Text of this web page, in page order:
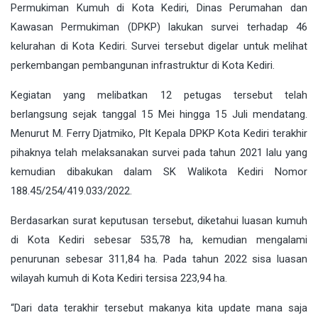
Permukiman Kumuh di Kota Kediri, Dinas Perumahan dan
Kawasan Permukiman (DPKP) lakukan survei terhadap 46
kelurahan di Kota Kediri. Survei tersebut digelar untuk melihat
perkembangan pembangunan infrastruktur di Kota Kediri.
Kegiatan yang melibatkan 12 petugas tersebut telah
berlangsung sejak tanggal 15 Mei hingga 15 Juli mendatang.
Menurut M. Ferry Djatmiko, Plt Kepala DPKP Kota Kediri terakhir
pihaknya telah melaksanakan survei pada tahun 2021 lalu yang
kemudian dibakukan dalam SK Walikota Kediri Nomor
188.45/254/419.033/2022.
Berdasarkan surat keputusan tersebut, diketahui luasan kumuh
di Kota Kediri sebesar 535,78 ha, kemudian mengalami
penurunan sebesar 311,84 ha. Pada tahun 2022 sisa luasan
wilayah kumuh di Kota Kediri tersisa 223,94 ha.
“Dari data terakhir tersebut makanya kita update mana saja